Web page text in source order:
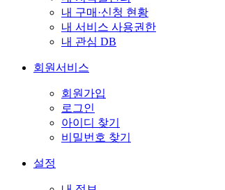
내 구매·신청 현황
내 서비스 사용권한
내 관심 DB
회원서비스
회원가입
로그인
아이디 찾기
비밀번호 찾기
설정